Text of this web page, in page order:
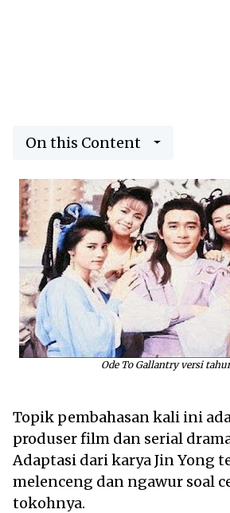
On this Content
Ode To Gallantry versi
Topik pembahasan kali ini
produser film dan serial
Adaptasi dari karya Jin Yong
melenceng dan ngawur soal
tokohnya.